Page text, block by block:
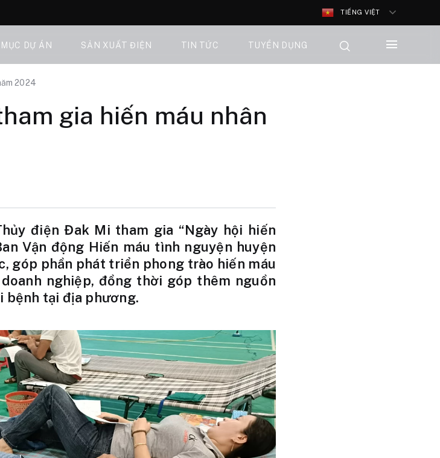
TIẾNG VIỆT
DỰ ÁN SẢN XUẤT ĐIỆN TIN TỨC TUYỂN DỤNG
2024
gia hiến máu nhân
điện Đak Mi tham gia “Ngày hội hiến
Vận động Hiến máu tình nguyện huyện
góp phần phát triển phong trào hiến máu
nghiệp, đồng thời góp thêm nguồn
bệnh tại địa phương.